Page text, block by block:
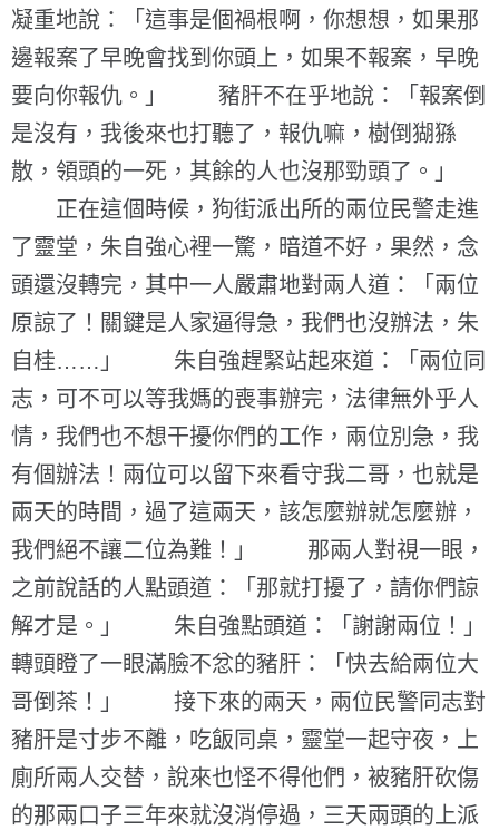
凝重地說：「這事是個禍根啊，你想想，如果那
邊報案了早晚會找到你頭上，如果不報案，早晚
要向你報仇。」 豬肝不在乎地說：「報案倒
是沒有，我後來也打聽了，報仇嘛，樹倒猢猻
散，領頭的一死，其餘的人也沒那勁頭了。」
正在這個時候，狗街派出所的兩位民警走進
了靈堂，朱自強心裡一驚，暗道不好，果然，念
頭還沒轉完，其中一人嚴肅地對兩人道：「兩位
原諒了！關鍵是人家逼得急，我們也沒辦法，朱
自桂……」 朱自強趕緊站起來道：「兩位同
志，可不可以等我媽的喪事辦完，法律無外乎人
情，我們也不想干擾你們的工作，兩位別急，我
有個辦法！兩位可以留下來看守我二哥，也就是
兩天的時間，過了這兩天，該怎麼辦就怎麼辦，
我們絕不讓二位為難！」 那兩人對視一眼，
之前說話的人點頭道：「那就打擾了，請你們諒
解才是。」 朱自強點頭道：「謝謝兩位！」
轉頭瞪了一眼滿臉不忿的豬肝：「快去給兩位大
哥倒茶！」 接下來的兩天，兩位民警同志對
豬肝是寸步不離，吃飯同桌，靈堂一起守夜，上
廁所兩人交替，說來也怪不得他們，被豬肝砍傷
的那兩口子三年來就沒消停過，三天兩頭的上派